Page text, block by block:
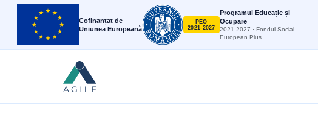
Cofinanțat de
Uniunea Europeană
PEO
2021-2027
Programul Educație și
Ocupare
2021-2027 · Fondul Social
European Plus